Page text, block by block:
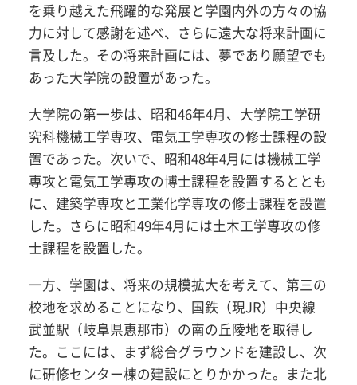
を乗り越えた飛躍的な発展と学園内外の方々の協
力に対して感謝を述べ、さらに遠大な将来計画に
言及した。その将来計画には、夢であり願望でも
あった大学院の設置があった。
大学院の第一歩は、昭和46年4月、大学院工学研
究科機械工学専攻、電気工学専攻の修士課程の設
置であった。次いで、昭和48年4月には機械工学
専攻と電気工学専攻の博士課程を設置するととも
に、建築学専攻と工業化学専攻の修士課程を設置
した。さらに昭和49年4月には土木工学専攻の修
士課程を設置した。
一方、学園は、将来の規模拡大を考えて、第三の
校地を求めることになり、国鉄（現JR）中央線
武並駅（岐阜県恵那市）の南の丘陵地を取得し
た。ここには、まず総合グラウンドを建設し、次
に研修センター棟の建設にとりかかった。また北